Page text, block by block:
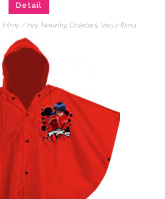
Detail
Filmy / Hry, Novinky, Oblečení, Veci z filmu